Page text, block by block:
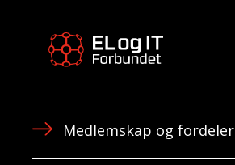
Medlemskap og fordeler